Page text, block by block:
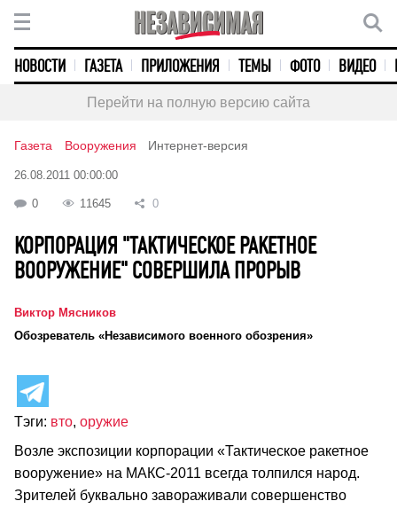
НОВОСТИ ГАЗЕТА ПРИЛОЖЕНИЯ ТЕМЫ ФОТО ВИДЕО
Перейти на полную версию сайта
Газета Вооружения Интернет-версия
26.08.2011 00:00:00
0 11645 0
КОРПОРАЦИЯ "ТАКТИЧЕСКОЕ РАКЕТНОЕ
ВООРУЖЕНИЕ" СОВЕРШИЛА ПРОРЫВ
Виктор Мясников
Обозреватель «Независимого военного обозрения»
Тэги: вто, оружие
Возле экспозиции корпорации «Тактическое ракетное
вооружение» на МАКС-2011 всегда толпился народ.
Зрителей буквально завораживали совершенство